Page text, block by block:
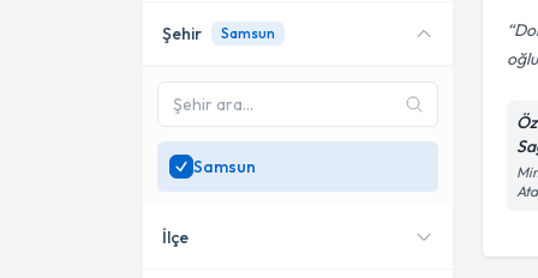
Şehir Samsun
Samsun
İlçe